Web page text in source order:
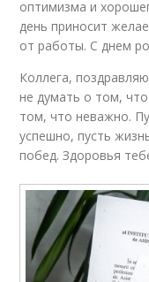
оптимизма и
день приносит
от работы. С днем
Коллега,
не думать о том,
том, что неважно.
успешно, пусть
побед. Здоровья